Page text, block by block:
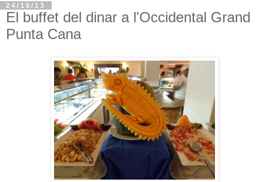
24/10/13
El buffet del dinar a l'Occidental Grand
Punta Cana